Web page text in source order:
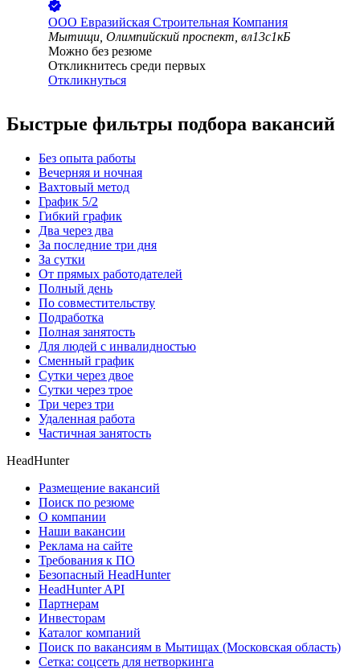
ООО Евразийская Строительная Компания
Мытищи, Олимпийский проспект, вл13с1кБ
Можно без резюме
Откликнитесь среди первых
Откликнуться
Быстрые фильтры подбора вакансий
Без опыта работы
Вечерняя и ночная
Вахтовый метод
График 5/2
Гибкий график
Два через два
За последние три дня
За сутки
От прямых работодателей
Полный день
По совместительству
Подработка
Полная занятость
Для людей с инвалидностью
Сменный график
Сутки через двое
Сутки через трое
Три через три
Удаленная работа
Частичная занятость
HeadHunter
Размещение вакансий
Поиск по резюме
О компании
Наши вакансии
Реклама на сайте
Требования к ПО
Безопасный HeadHunter
HeadHunter API
Партнерам
Инвесторам
Каталог компаний
Поиск по вакансиям в Мытищах (Московская область)
Сетка: соцсеть для нетворкинга